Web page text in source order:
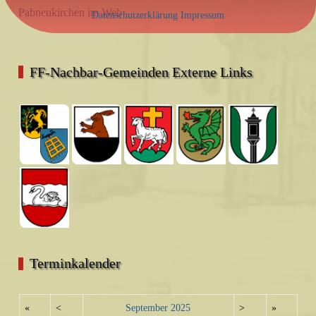
Pabneukirchen im Web
FF-Nachbar-Gemeinden Externe Links
Terminkalender
« < September 2025 > »
Datenschutzerklärung Impressum